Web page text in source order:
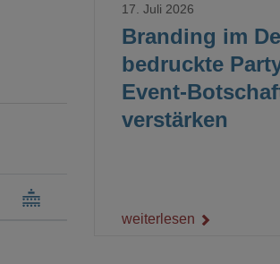
Branding im
bedruckte
Event-
verstärken
17. Juli 2026
weiterlesen